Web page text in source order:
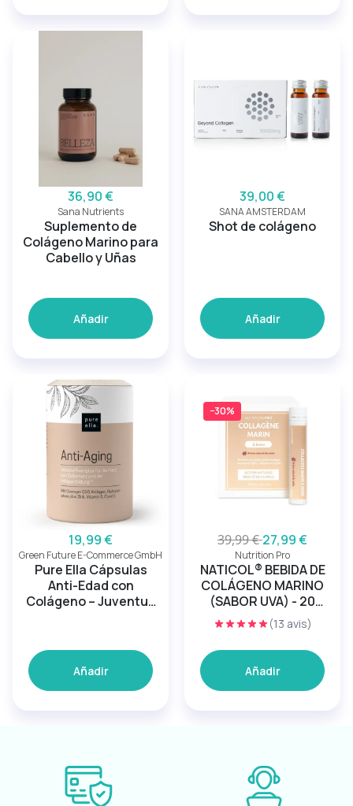
36,90 €
Sana Nutrients
Suplemento de
Colágeno Marino para
Cabello y Uñas
Añadir
39,00 €
SANA AMSTERDAM
Shot de colágeno
Añadir
19,99 €
Green Future E-Commerce GmbH
Pure Ella Cápsulas
Anti-Edad con
Colágeno – Juventud
Añadir
−30%
39,99 €27,99 €
Nutrition Pro
NATICOL® BEBIDA DE
COLÁGENO MARINO
(SABOR UVA) - 20
TOMAS(13 avis)
Añadir